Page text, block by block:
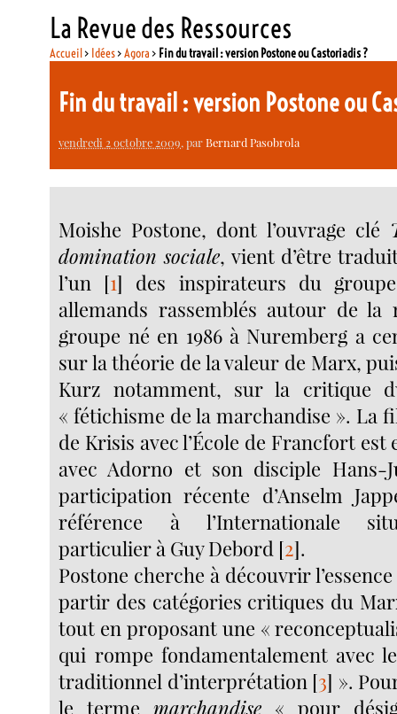
La Revue des Ressources
Accueil> Idées>Agora > Fin du travail : version Postone ou Castoriadis ?
Fin du travail : version Postone ou
vendredi 2 octobre 2009, parBernard Pasobrola
Moishe Postone, dont l’ouvrage clé
domination sociale, vient d’être
l’un [1] des inspirateurs du
allemands rassemblés autour de la
groupe né en 1986 à Nuremberg a
sur la théorie de la valeur de Marx,
Kurz notamment, sur la critique
« fétichisme de la marchandise ». La
de Krisis avec l’École de Francfort
avec Adorno et son disciple Hans-
participation récente d’Anselm
référence à l’Internationale
particulier à Guy Debord [2].
Postone cherche à découvrir
partir des catégories critiques du
tout en proposant une «
qui rompe fondamentalement avec
traditionnel d’interprétation[3] ».
le terme marchandise « pour